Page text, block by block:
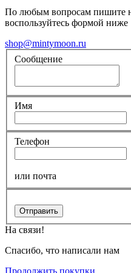
По любым вопросам пишите
воспользуйтесь формой ниже
shop@mintymoon.ru
Сообщение
Имя
Телефон
или почта
Отправить
На связи!
Спасибо, что написали нам
Продолжить покупки